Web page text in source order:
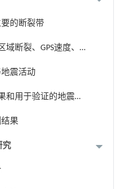
的断裂带
域断裂、GPS速度、地
震活动
和用于验证的地震
果
究